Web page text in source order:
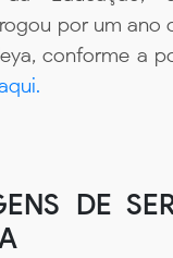
por um ano
conforme a
DE